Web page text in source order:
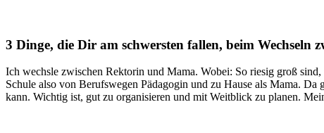
3 Dinge, die Dir am schwersten fallen, beim Wechseln
Ich wechsle zwischen Rektorin und Mama. Wobei: So riesig groß
Schule also von Berufswegen Pädagogin und zu Hause als Mama.
kann. Wichtig ist, gut zu organisieren und mit Weitblick zu planen.